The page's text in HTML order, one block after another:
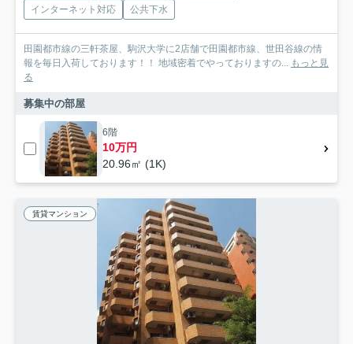
インターネット対応
公共下水
田園都市線の三軒茶屋、駒沢大学に2店舗で田園都市線、世田谷線の情
報を毎日入荷しております！！ 地域密着でやっておりますの... もっと見
る
募集中の部屋
6階
10万円
20.96㎡ (1K)
賃貸マンション